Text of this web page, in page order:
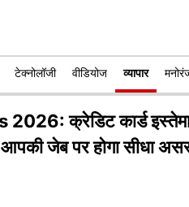
टेक्नोलॉजी वीडियोज व्यापार
क्रेडिट कार्ड
जेब पर होगा सीधा